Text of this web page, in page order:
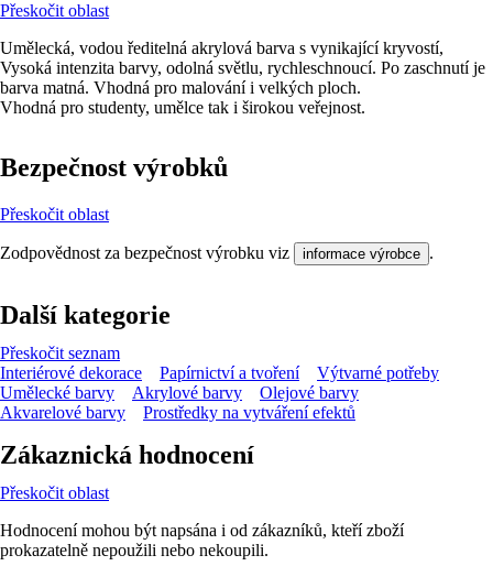
Přeskočit oblast
Umělecká, vodou ředitelná akrylová barva s vynikající kryvostí,
Vysoká intenzita barvy, odolná světlu, rychleschnoucí. Po zaschnutí je
barva matná. Vhodná pro malování i velkých ploch.
Vhodná pro studenty, umělce tak i širokou veřejnost.
Bezpečnost výrobků
Přeskočit oblast
Zodpovědnost za bezpečnost výrobku viz informace výrobce .
Další kategorie
Přeskočit seznam
Interiérové dekorace
Papírnictví a tvoření
Výtvarné potřeby
Umělecké barvy
Akrylové barvy
Olejové barvy
Akvarelové barvy
Prostředky na vytváření efektů
Zákaznická hodnocení
Přeskočit oblast
Hodnocení mohou být napsána i od zákazníků, kteří zboží
prokazatelně nepoužili nebo nekoupili.